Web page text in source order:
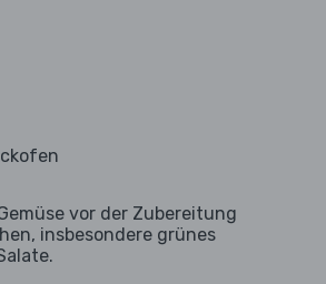
vor der Zubereitung
insbesondere grünes